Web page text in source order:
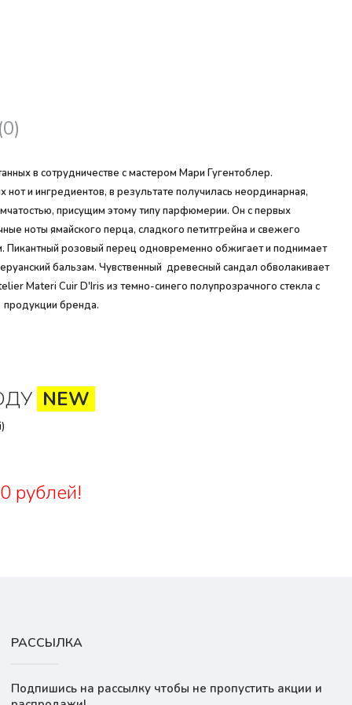
в сотрудничестве с мастером Мари Гугентоблер.
и ингредиентов, в результате получилась неординарная,
присущим этому типу парфюмерии. Он с первых
ноты ямайского перца, сладкого петитгрейна и свежего
Пикантный розовый перец одновременно обжигает и поднимает
бальзам. Чувственный древесный сандал обволакивает
Materi Cuir D'Iris из темно-синего полупрозрачного стекла с
продукции бренда.
NEW
рублей!
РАССЫЛКА
Подпишись на рассылку чтобы не пропустить акции и